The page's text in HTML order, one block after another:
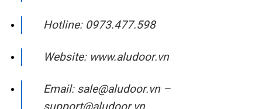
Hotline: 0973.477.598
Website: www.aludoor.vn
Email: sale@aludoor.vn –
support@aludoor.vn